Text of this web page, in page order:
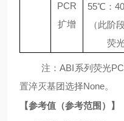
PCR
扩增
55℃ ： 40
（此阶
荧
注：ABI系列荧光
置淬灭基团选择None。
【参考值（参考范围）】